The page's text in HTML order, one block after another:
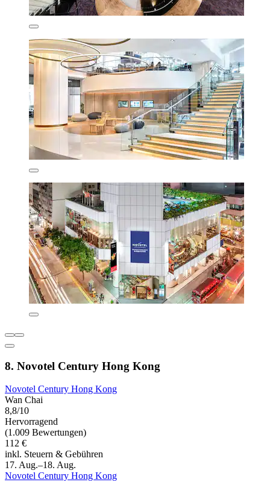
8. Novotel Century Hong Kong
Novotel Century Hong Kong
Wan Chai
8,8/10
Hervorragend
(1.009 Bewertungen)
112 €
inkl. Steuern & Gebühren
17. Aug.–18. Aug.
Novotel Century Hong Kong